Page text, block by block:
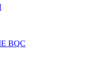
BQC